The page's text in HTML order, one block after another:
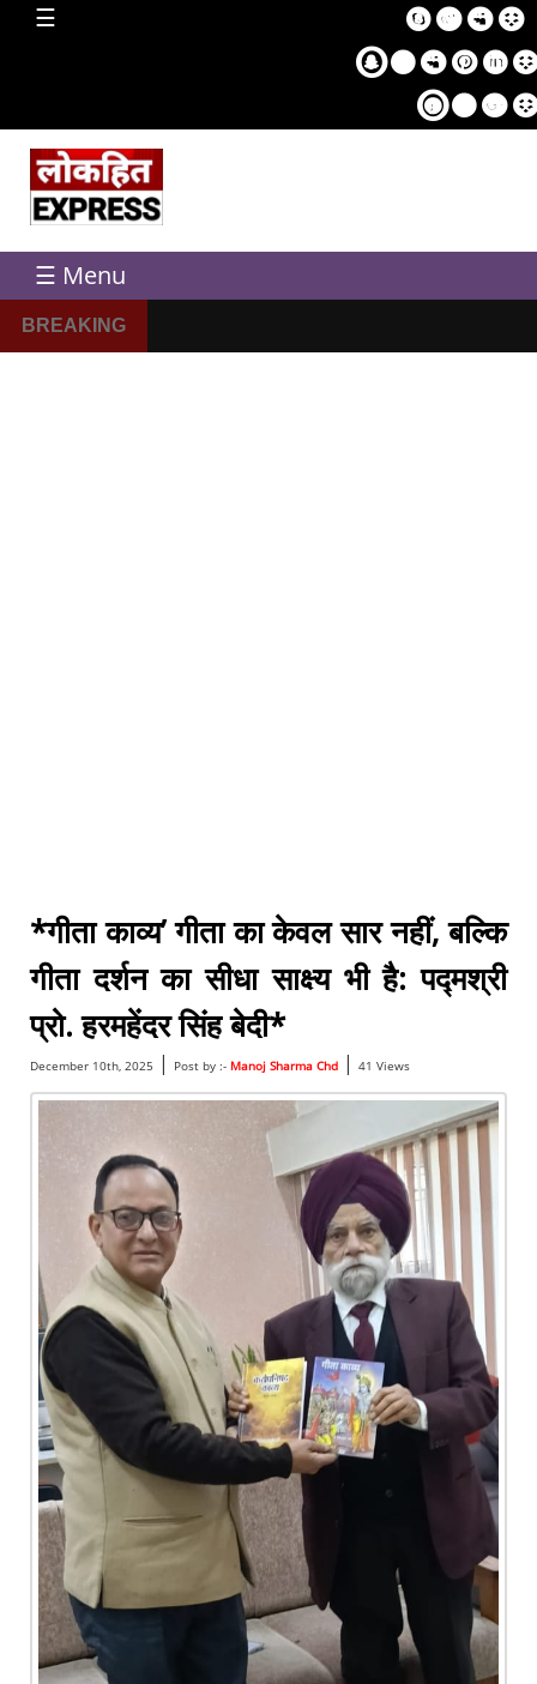
☰
home
☰ Menu
BREAKING
*गीता काव्य’ गीता का केवल सार नहीं, बल्कि
गीता दर्शन का सीधा साक्ष्य भी है: पद्मश्री
प्रो. हरमहेंदर सिंह बेदी*
December 10th, 2025 | Post by :- Manoj Sharma Chd| 41 Views